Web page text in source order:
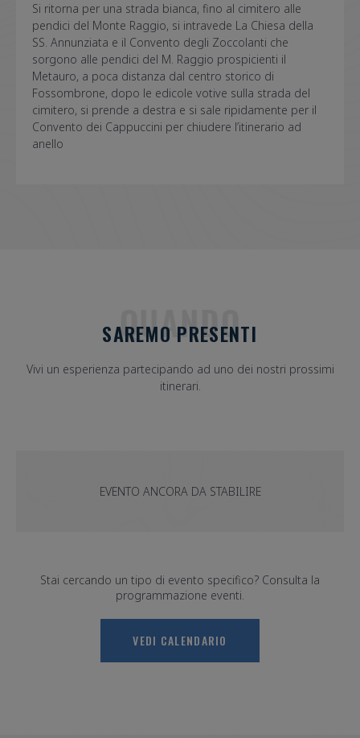
Si ritorna per una strada bianca, fino al cimitero alle
pendici del Monte Raggio, si intravede La Chiesa della
SS. Annunziata e il Convento degli Zoccolanti che
sorgono alle pendici del M. Raggio prospicienti il
Metauro, a poca distanza dal centro storico di
Fossombrone, dopo le edicole votive sulla strada del
cimitero, si prende a destra e si sale ripidamente per il
Convento dei Cappuccini per chiudere l’itinerario ad
anello
QUANDO
SAREMO PRESENTI
Vivi un esperienza partecipando ad uno dei nostri prossimi
itinerari.
EVENTO ANCORA DA STABILIRE
Stai cercando un tipo di evento specifico? Consulta la
programmazione eventi.
VEDI CALENDARIO